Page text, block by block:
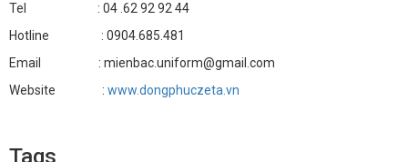
Tel : 04 .62 92 92 44
Hotline : 0904.685.481
Email : mienbac.uniform@gmail.com
Website : www.dongphuczeta.vn
Tags